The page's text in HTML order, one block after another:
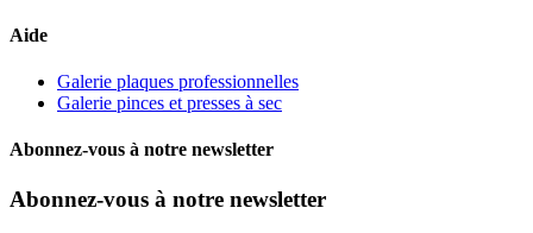
Aide
Galerie plaques professionnelles
Galerie pinces et presses à sec
Abonnez-vous à notre newsletter
Abonnez-vous à notre newsletter